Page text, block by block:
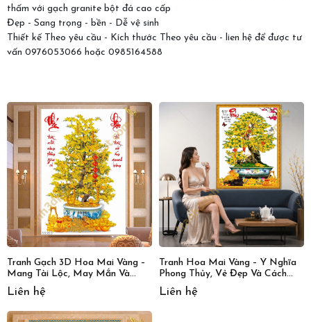
thấm với gạch granite bột đá cao cấp
Đẹp - Sang trọng - bền - Dễ vệ sinh
Thiết kế Theo yêu cầu - Kích thước Theo yêu cầu - lien hệ để được tư
vấn 0976053066 hoặc 0985164588
Tranh Gạch 3D Hoa Mai Vàng –
Mang Tài Lộc, May Mắn Và
Sang Trọng Cho Mọi Không Gian
Liên hệ
Tranh Hoa Mai Vàng – Ý Nghĩa
Phong Thủy, Vẻ Đẹp Và Cách
Chọn Tranh Mang Tài Lộc
Liên hệ